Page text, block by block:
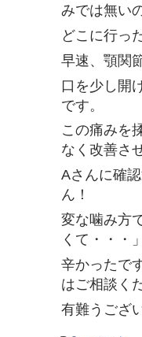
みでは無い
どこに行っ
早速、顎関
口を少し開
です。
この痛みを
なく改善さ
Aさんに確
ん！
変な噛み方
くて・・・
辛かったで
はご相談く
有難うござ